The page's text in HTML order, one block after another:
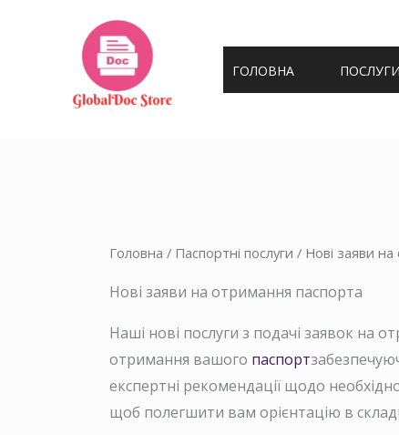
ГОЛОВНА ПОСЛУГИ
Головна / Паспортні послуги / Нові заяви
Нові заяви на отримання паспорта
Наші нові послуги з подачі заявок на
отримання вашого паспорт
експертні рекомендації щодо
щоб полегшити вам орієнтацію в